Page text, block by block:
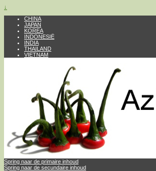
↓
CHINA
JAPAN
KOREA
INDONESIË
INDIA
THAILAND
VIETNAM
Spring naar de primaire inhoud
Spring naar de secundaire inhoud